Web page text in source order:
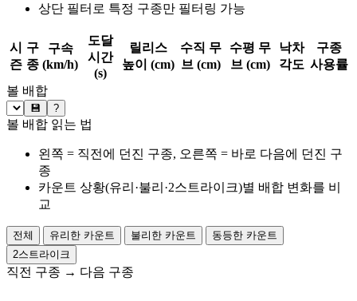
상단 필터로 특정 구종만 필터링 가능
시
즌
구
종
구속
(km/h)
도달
시간
(s)
릴리스
높이 (cm)
수직 무
브 (cm)
수평 무
브 (cm)
낙차
각도
구종
사용률
볼 배합
💾 ?
볼 배합 읽는 법
왼쪽 = 직전에 던진 구종, 오른쪽 = 바로 다음에 던진 구
종
카운트 상황(유리·불리·2스트라이크)별 배합 변화를 비
교
전체 유리한 카운트 불리한 카운트
동등한 카운트
2스트라이크
직전 구종 → 다음 구종